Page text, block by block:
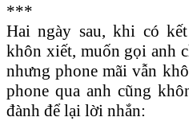
***
Hai ngày sau, khi có
khôn xiết, muốn gọi anh
nhưng phone mãi vẫn
phone qua anh cũng
đành để lại lời nhắn: